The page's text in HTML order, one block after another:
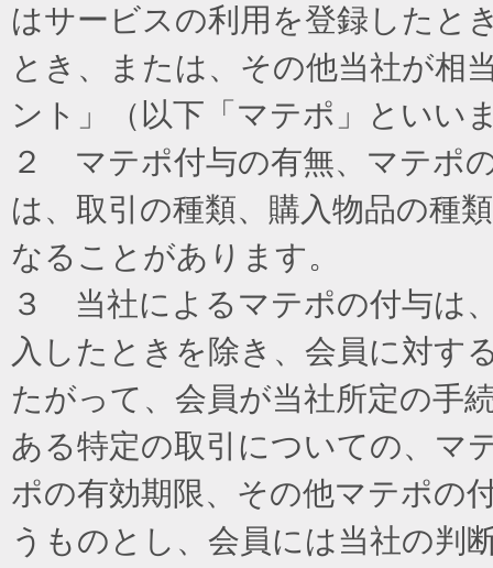
はサービスの利用を登録したと
とき、または、その他当社が相
ント」（以下「マテポ」といい
２ マテポ付与の有無、マテポ
は、取引の種類、購入物品の種
なることがあります。
３ 当社によるマテポの付与は
入したときを除き、会員に対す
たがって、会員が当社所定の手
ある特定の取引についての、マ
ポの有効期限、その他マテポの
うものとし、会員には当社の判